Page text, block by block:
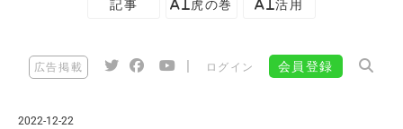
記事 AI虎の巻 AI活用
広告掲載 ログイン 会員登録
2022-12-22